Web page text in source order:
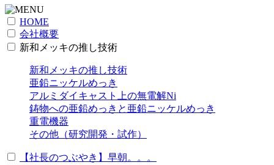
HOME
会社概要
新和メッキの推し技術
新和メッキの推し技術
亜鉛ニッケルめっき
アルミダイキャスト上の無電解Ni
鋳物への亜鉛めっきと亜鉛ニッケルめっき
重電機器
その他（研究開発・試作）
【社長のつぶやき】早朝。。。